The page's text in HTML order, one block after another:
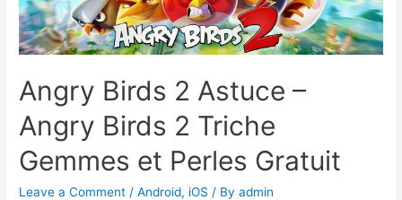
Angry Birds 2 Astuce –
Angry Birds 2 Triche
Gemmes et Perles Gratuit
Leave a Comment /Android, iOS / Byadmin